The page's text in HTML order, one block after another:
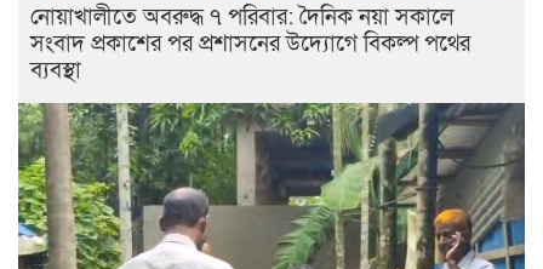
নোয়াখালীতে অবরুদ্ধ ৭ পরিবার: দৈনিক নয়া সকালে
সংবাদ প্রকাশের পর প্রশাসনের উদ্যোগে বিকল্প পথের
ব্যবস্থা